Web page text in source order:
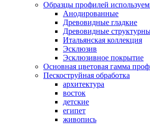
Образцы профилей
Анодированные
Древовидные гладкие
Древовидные
Итальянская коллекция
Эсклюзив
Эсклюзивное покрытие
Основная цветовая гамма
Пескоструйная обработка
архитектура
восток
детские
египет
живопись